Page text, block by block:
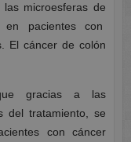
microesferas de
pacientes con
El cáncer de colón
gracias a las
del tratamiento, se
con cáncer